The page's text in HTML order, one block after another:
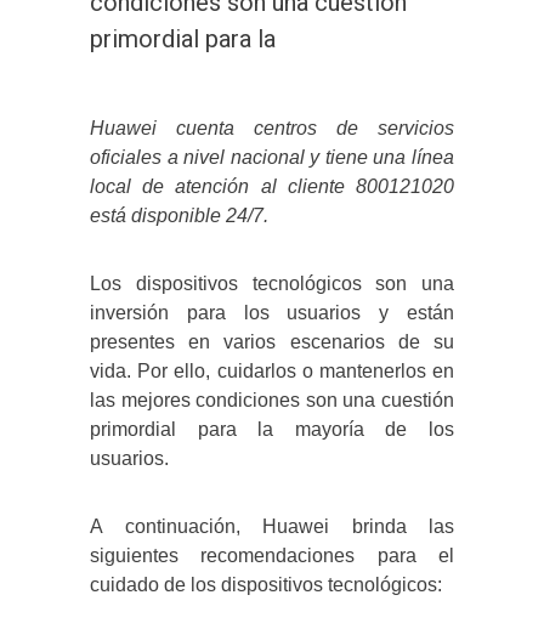
primordial para la
Huawei cuenta centros de servicios
oficiales a nivel nacional y tiene una línea
local de atención al cliente 800121020
está disponible 24/7.
Los dispositivos tecnológicos son una
inversión para los usuarios y están
presentes en varios escenarios de su
vida. Por ello, cuidarlos o mantenerlos en
las mejores condiciones son una cuestión
primordial para la mayoría de los
usuarios.
A continuación, Huawei brinda las
siguientes recomendaciones para el
cuidado de los dispositivos tecnológicos: